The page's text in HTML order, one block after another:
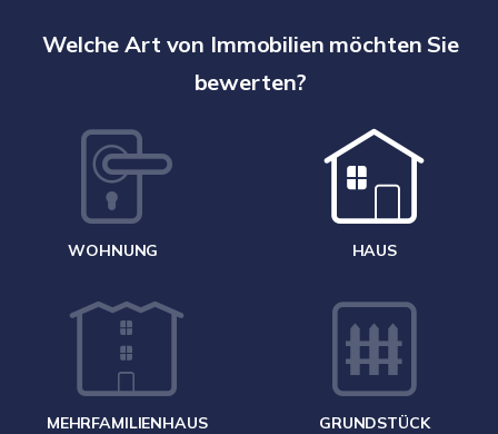
Welche Art von Immobilien möchten Sie
bewerten?
WOHNUNG HAUS
MEHRFAMILIENHAUS GRUNDSTÜCK